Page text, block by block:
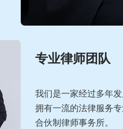
专业律师团队
我们是一家经过多年
拥有一流的法律服务
合伙制律师事务所。